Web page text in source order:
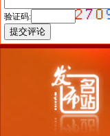
验证码: